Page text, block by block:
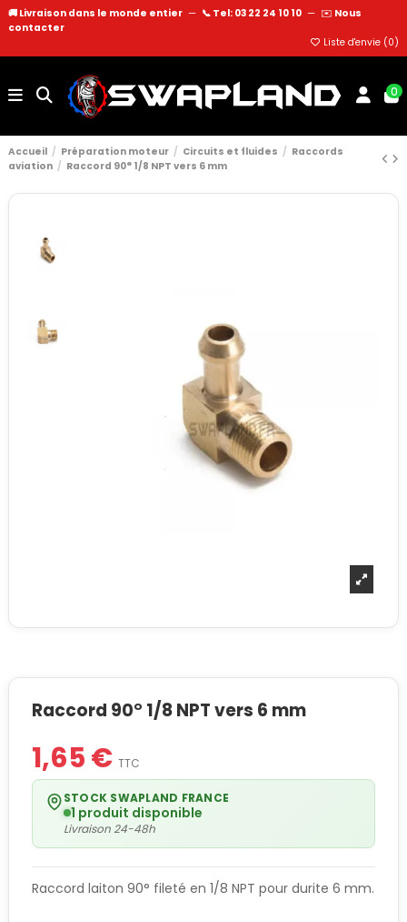
🚚 Livraison dans le monde entier — 📞 Tel: 03 22 24 10 10 — ✉️ Nous
contacter
Liste d'envie (0)
0
Accueil Préparation moteur Circuits et fluides
Raccords
aviation
Raccord 90° 1/8 NPT vers 6 mm
Raccord 90° 1/8 NPT vers 6 mm
1,65 € TTC
STOCK SWAPLAND FRANCE
1 produit disponible
Livraison 24-48h
Raccord laiton 90° fileté en 1/8 NPT pour durite 6 mm.